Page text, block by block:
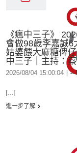
《瘋中三子》
會做98歲李嘉誠6
姑婆餵大麻糖俾
中三子｜主持：
2026/08/04 15:00:04 --
[...]
進一步了解